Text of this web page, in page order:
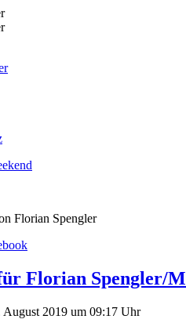
Florian Spengler/
2019 um 09:17 Uhr